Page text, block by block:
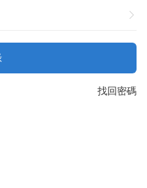
找回密碼